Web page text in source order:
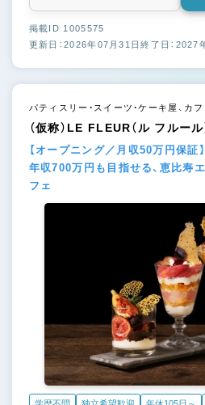
掲載ID 1005575
更新日：2026年07月31日終了日：2027
パティスリー・スイーツ・ケーキ屋、カ
（仮称）LE FLEUR（ル フルール
【オープニング／月収50万円保
年収700万円も目指せる、恵比寿
フェ